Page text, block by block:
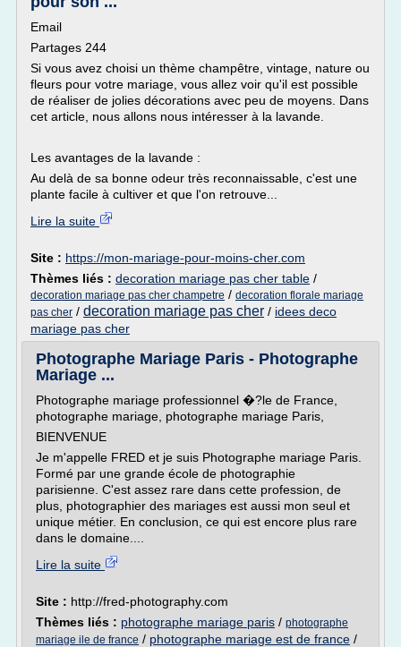
Email
Partages 244
Si vous avez choisi un thème champêtre, vintage, nature ou
fleurs pour votre mariage, vous allez voir qu'il est possible
de réaliser de jolies décorations avec peu de moyens. Dans
cet article, nous allons nous intéresser à la lavande.
Les avantages de la lavande :
Au delà de sa bonne odeur très reconnaissable, c'est une
plante facile à cultiver et que l'on retrouve...
Lire la suite
Site : https://mon-mariage-pour-moins-cher.com
Thèmes liés : decoration mariage pas cher table /
decoration mariage pas cher champetre / decoration florale mariage
pas cher / decoration mariage pas cher / idees deco
mariage pas cher
Photographe Mariage Paris - Photographe
Mariage ...
Photographe mariage professionnel �?le de France,
photographe mariage, photographe mariage Paris,
BIENVENUE
Je m'appelle FRED et je suis Photographe mariage Paris.
Formé par une grande école de photographie
parisienne. C'est assez rare dans cette profession, de
plus, photographier des mariages est aussi mon seul et
unique métier. En conclusion, ce qui est encore plus rare
dans le domaine....
Lire la suite
Site : http://fred-photography.com
Thèmes liés : photographe mariage paris / photographe
mariage ile de france / photographe mariage est de france /